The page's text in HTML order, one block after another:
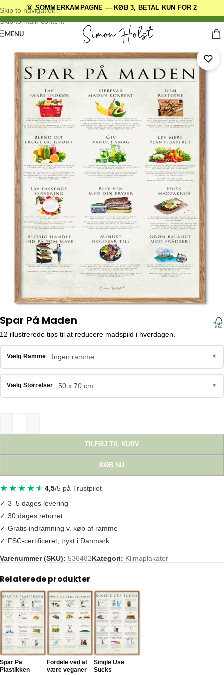
🌞 SOMMERKAMPAGNE — KØB 3, BETAL KUN FOR 2
Skip to navigation
Skip to main content
DANSKE ORIGINALE DESIGNS
MENU
Forside Andre Plakatserier/Klimaplakater
Spar På Maden
12 illustrerede tips til at reducere madspild i hverdagen.
Vælg Ramme Ingen ramme ▼
Vælg Størrelser 50 x 70 cm ▼
TILFØJ TIL KURV
KØB NU
4,5/5 på Trustpilot
✓ 3–5 dages levering
✓ 30 dages returret
✓ Gratis indramning v. køb af ramme
✓ FSC-certificeret, trykt i Danmark
Varenummer (SKU): 536482Kategori: Klimaplakater
Tags: bæredygtighed, grøn livsstil, holdbarhed, klimaplakat,
Relaterede produkter
Spar På
Plastikken
Fordele ved at
være veganer
Single Use
Sucks